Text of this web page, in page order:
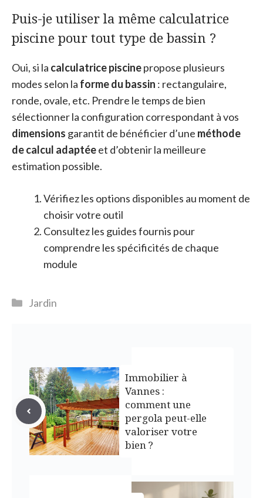
Puis-je utiliser la même calculatrice
piscine pour tout type de bassin ?
Oui, si la calculatrice piscinepropose plusieurs
modes selon la forme du bassin : rectangulaire,
ronde, ovale, etc. Prendre le temps de bien
sélectionner la configuration correspondant à vos
dimensions garantit de bénéficier d’une méthode
de calcul adaptéeet d’obtenir la meilleure
estimation possible.
Vérifiez les options disponibles au moment de
choisir votre outil
Consultez les guides fournis pour
comprendre les spécificités de chaque
module
Catégories
Jardin
Immobilier à
Vannes :
comment une
pergola peut-elle
valoriser votre
bien ?